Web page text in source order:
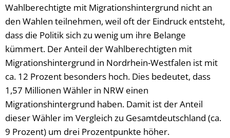
Wahlberechtigte mit Migrationshintergrund nicht an
den Wahlen teilnehmen, weil oft der Eindruck entsteht,
dass die Politik sich zu wenig um ihre Belange
kümmert. Der Anteil der Wahlberechtigten mit
Migrationshintergrund in Nordrhein-Westfalen ist mit
ca. 12 Prozent besonders hoch. Dies bedeutet, dass
1,57 Millionen Wähler in NRW einen
Migrationshintergrund haben. Damit ist der Anteil
dieser Wähler im Vergleich zu Gesamtdeutschland (ca.
9 Prozent) um drei Prozentpunkte höher.